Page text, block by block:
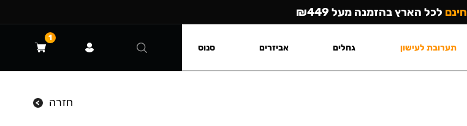
חזרה
חינם לכל הארץ בהזמנה מעל ₪449
תערובת לעישון גחלים אביזרים סנוס
1